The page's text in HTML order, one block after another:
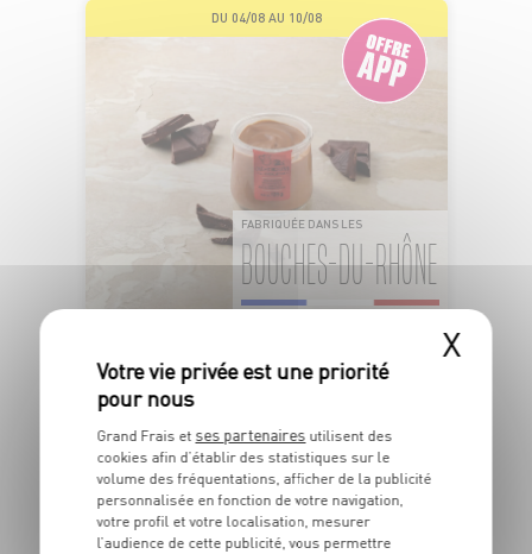
DU 04/08 AU 10/08
FABRIQUÉE DANS LES
BOUCHES-DU-RHÔNE
1€
19
Le pot de 125g - Soit 9€52 le kg
X
Grand Frais et ses partenaires utilisent des
cookies afin d’établir des statistiques sur le
volume des fréquentations, afficher de la publicité
personnalisée en fonction de votre navigation,
votre profil et votre localisation, mesurer
l’audience de cette publicité, vous permettre